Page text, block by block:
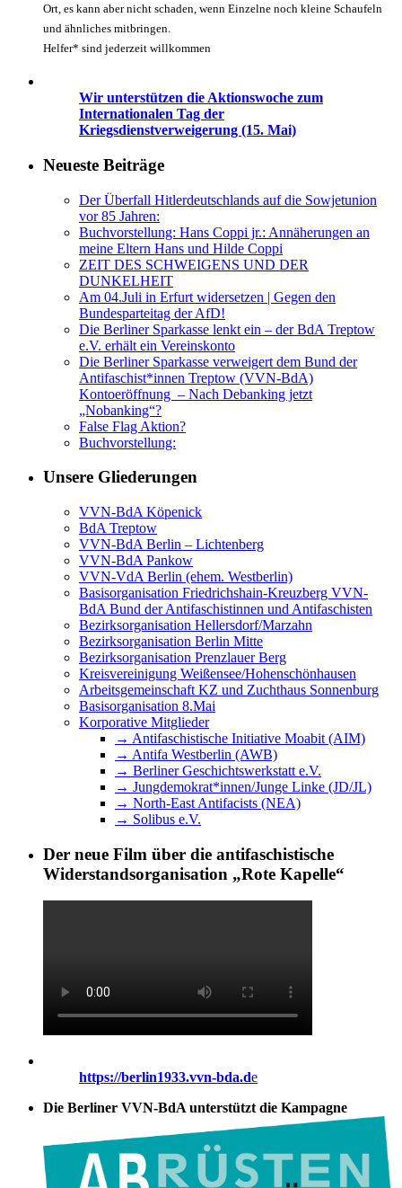
Ort, es kann aber nicht schaden, wenn Einzelne noch kleine Schaufeln
und ähnliches mitbringen.
Helfer* sind jederzeit willkommen
Wir unterstützen die Aktionswoche zum
Internationalen Tag der
Kriegsdienstverweigerung (15. Mai)
Neueste Beiträge
Der Überfall Hitlerdeutschlands auf die Sowjetunion
vor 85 Jahren:
Buchvorstellung: Hans Coppi jr.: Annäherungen an
meine Eltern Hans und Hilde Coppi
ZEIT DES SCHWEIGENS UND DER
DUNKELHEIT
Am 04.Juli in Erfurt widersetzen | Gegen den
Bundesparteitag der AfD!
Die Berliner Sparkasse lenkt ein – der BdA Treptow
e.V. erhält ein Vereinskonto
Die Berliner Sparkasse verweigert dem Bund der
Antifaschist*innen Treptow (VVN-BdA)
Kontoeröffnung – Nach Debanking jetzt
„Nobanking“?
False Flag Aktion?
Buchvorstellung:
Unsere Gliederungen
VVN-BdA Köpenick
BdA Treptow
VVN-BdA Berlin – Lichtenberg
VVN-BdA Pankow
VVN-VdA Berlin (ehem. Westberlin)
Basisorganisation Friedrichshain-Kreuzberg VVN-
BdA Bund der Antifaschistinnen und Antifaschisten
Bezirksorganisation Hellersdorf/Marzahn
Bezirksorganisation Berlin Mitte
Bezirksorganisation Prenzlauer Berg
Kreisvereinigung Weißensee/Hohenschönhausen
Arbeitsgemeinschaft KZ und Zuchthaus Sonnenburg
Basisorganisation 8.Mai
Korporative Mitglieder
→ Antifaschistische Initiative Moabit (AIM)
→ Antifa Westberlin (AWB)
→ Berliner Geschichtswerkstatt e.V.
→ Jungdemokrat*innen/Junge Linke (JD/JL)
→ North-East Antifacists (NEA)
→ Solibus e.V.
Der neue Film über die antifaschistische
Widerstandsorganisation „Rote Kapelle“
https://berlin1933.vvn-bda.de
Die Berliner VVN-BdA unterstützt die Kampagne